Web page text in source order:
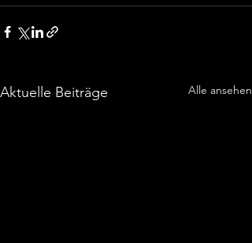
Aktuelle Beiträge Alle ansehen